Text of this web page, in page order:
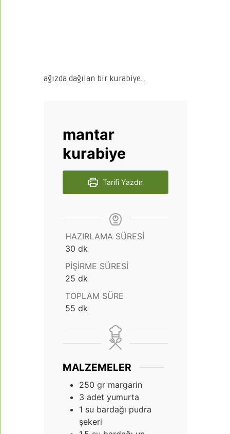
ağızda dağılan bir kurabiye…
mantar
kurabiye
Tarifi Yazdır
HAZIRLAMA SÜRESI
30 dakika
dk
PIŞIRME SÜRESI
25 dakika
dk
TOPLAM SÜRE
55 dakika
dk
MALZEMELER
250 gr margarin
3 adet yumurta
1 su bardağı pudra
şekeri